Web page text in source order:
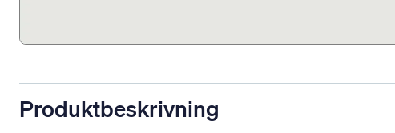
Produktbeskrivning